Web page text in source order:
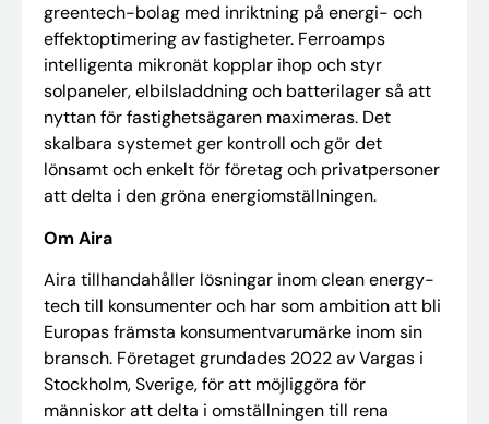
greentech-bolag med inriktning på energi- och
effektoptimering av fastigheter. Ferroamps
intelligenta mikronät kopplar ihop och styr
solpaneler, elbilsladdning och batterilager så att
nyttan för fastighetsägaren maximeras. Det
skalbara systemet ger kontroll och gör det
lönsamt och enkelt för företag och privatpersoner
att delta i den gröna energiomställningen.
Om Aira
Aira tillhandahåller lösningar inom clean energy-
tech till konsumenter och har som ambition att bli
Europas främsta konsumentvarumärke inom sin
bransch. Företaget grundades 2022 av Vargas i
Stockholm, Sverige, för att möjliggöra för
människor att delta i omställningen till rena